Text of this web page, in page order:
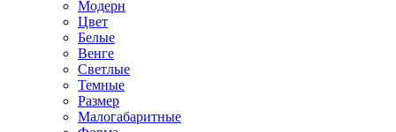
Модерн
Цвет
Белые
Венге
Светлые
Темные
Размер
Малогабаритные